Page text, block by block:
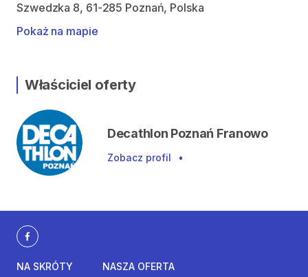
Szwedzka 8, 61-285 Poznań, Polska
Pokaż na mapie
Właściciel oferty
Decathlon Poznań Franowo
Zobacz profil •
NA SKRÓTY
NASZA OFERTA